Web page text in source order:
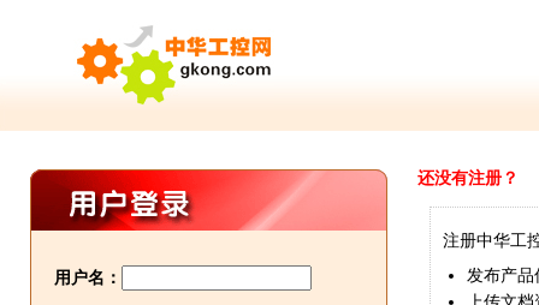
用户名：
还没有注册？
注册中华工
发布产品